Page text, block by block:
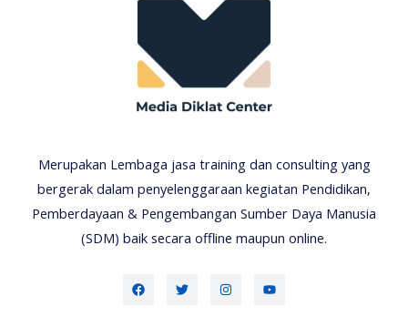
Merupakan Lembaga jasa training dan consulting yang
bergerak dalam penyelenggaraan kegiatan Pendidikan,
Pemberdayaan & Pengembangan Sumber Daya Manusia
(SDM) baik secara offline maupun online.